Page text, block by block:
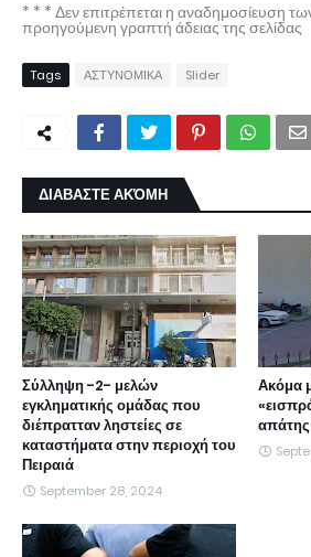
* * * Δεν επιτρέπεται η αναδημοσίευση
προηγούμενη γραπτή άδειας της σελίδας
Tags ΑΣΤΥΝΟΜΙΚΑ Slider
ΔΙΑΒΑΣΤΕ ΑΚΌΜΗ
Σύλληψη -2- μελών
εγκληματικής ομάδας που
διέπρατταν ληστείες σε
καταστήματα στην περιοχή του
Πειραιά
September 28, 2024
Ακόμα